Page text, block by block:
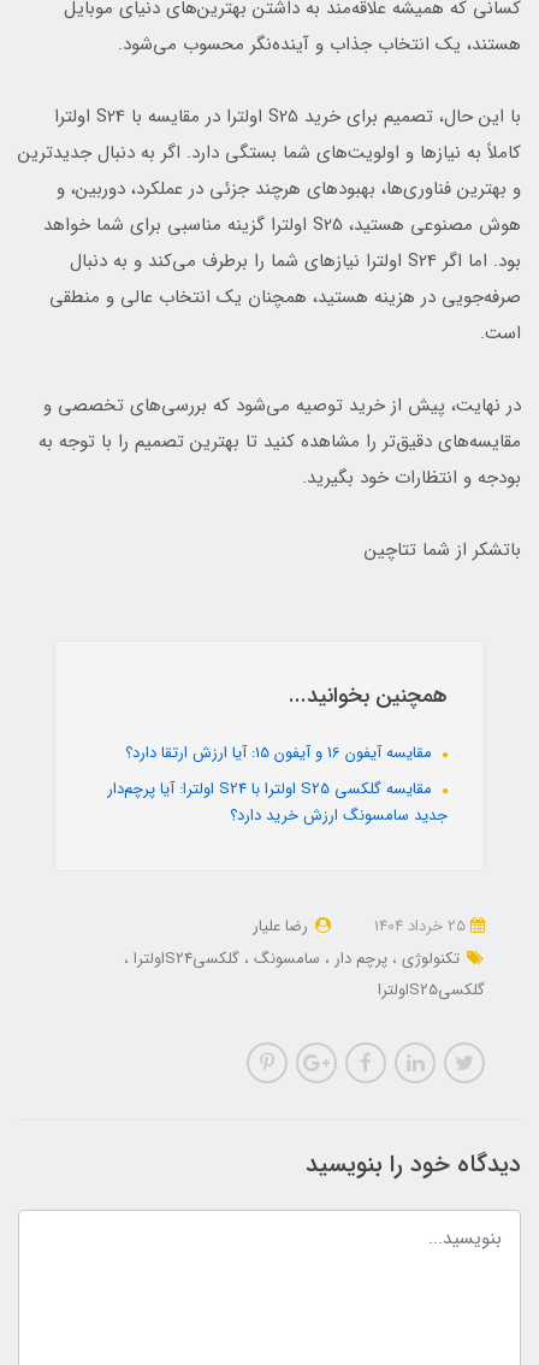
کسانی که همیشه علاقه‌مند به داشتن بهترین‌های دنیای موبایل
هستند، یک انتخاب جذاب و آینده‌نگر محسوب می‌شود.
با این حال، تصمیم برای خرید S25 اولترا در مقایسه با S24 اولترا
کاملاً به نیازها و اولویت‌های شما بستگی دارد. اگر به دنبال جدیدترین
و بهترین فناوری‌ها، بهبودهای هرچند جزئی در عملکرد، دوربین، و
هوش مصنوعی هستید، S25 اولترا گزینه مناسبی برای شما خواهد
بود. اما اگر S24 اولترا نیازهای شما را برطرف می‌کند و به دنبال
صرفه‌جویی در هزینه هستید، همچنان یک انتخاب عالی و منطقی
است.
در نهایت، پیش از خرید توصیه می‌شود که بررسی‌های تخصصی و
مقایسه‌های دقیق‌تر را مشاهده کنید تا بهترین تصمیم را با توجه به
بودجه و انتظارات خود بگیرید.
باتشکر از شما تتاچین
همچنین بخوانید...
مقایسه آیفون 16 و آیفون 15: آیا ارزش ارتقا دارد؟
مقایسه گلکسی S25 اولترا با S24 اولترا: آیا پرچم‌دار
جدید سامسونگ ارزش خرید دارد؟
رضا علیار
تکنولوژی پرچم دار سامسونگ گلکسیS24اولترا
گلکسیS25اولترا
دیدگاه خود را بنویسید